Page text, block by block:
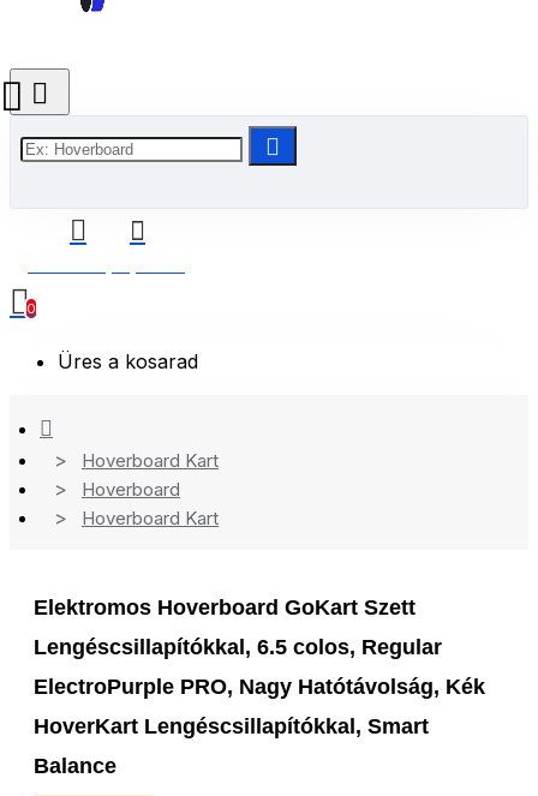
0
Üres a kosarad
Hoverboard Kart
Hoverboard
Hoverboard Kart
Elektromos Hoverboard GoKart Szett
Lengéscsillapítókkal, 6.5 colos, Regular
ElectroPurple PRO, Nagy Hatótávolság, Kék
HoverKart Lengéscsillapítókkal, Smart
Balance